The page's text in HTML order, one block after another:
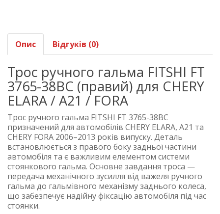
Опис Відгуків (0)
Трос ручного гальма FITSHI FT
3765-38BC (правий) для CHERY
ELARA / A21 / FORA
Трос ручного гальма FITSHI FT 3765-38BC
призначений для автомобілів CHERY ELARA, A21 та
CHERY FORA 2006–2013 років випуску. Деталь
встановлюється з правого боку задньої частини
автомобіля та є важливим елементом системи
стоянкового гальма. Основне завдання троса —
передача механічного зусилля від важеля ручного
гальма до гальмівного механізму заднього колеса,
що забезпечує надійну фіксацію автомобіля під час
стоянки.